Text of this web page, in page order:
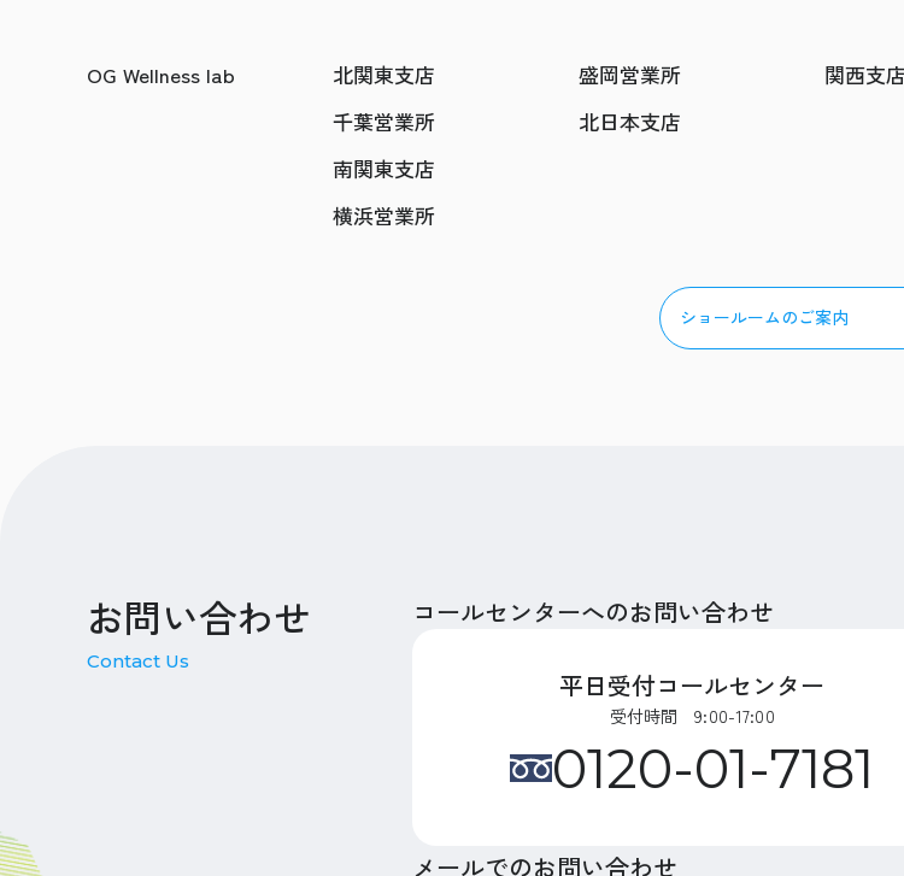
OG Wellness lab
北関東支店
千葉営業所
南関東支店
横浜営業所
盛岡営業所
北日本支店
関西支店
ショールームのご案内
お問い合わせ
Contact Us
コールセンターへのお問い合わせ
平日受付コールセンター
受付時間 9:00-17:00
0120-01-7181
メールでのお問い合わせ